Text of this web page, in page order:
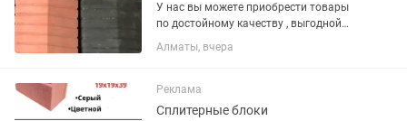
У нас вы можете приобрести товары
по достойному качеству , выгодной
цене и по гарантии. В наличии имеются
различные виды на «БРУСЧАТКА» ,
(мрамор)» , «ПЛИТКА» ,...
Алматы, вчера
Реклама
Сплитерные блоки